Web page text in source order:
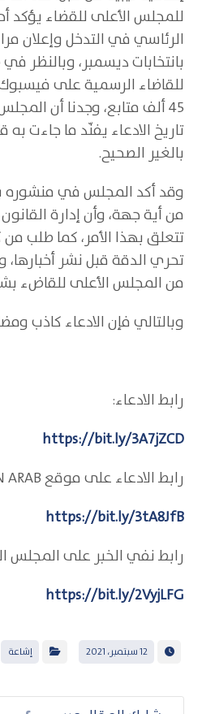
للمجلس الأعلى للقضاء يؤكد
الرئاسي في التدخل وإعلان
بانتخابات ديسمبر، وبالنظر
للقاضاء الرسمية على
45 ألف متابع، وجدنا أن
بالغير الصحيح.
وقد أكد المجلس في منشوره
من أية جهة، وأن إدارة
تتعلق بهذا الأمر، كما طلب من
تحري الدقة قبل نشر
من المجلس الأعلى للقاضء
وبالتالي فإن الادعاء كاذب
رابط الادعاء:
https://bit.ly/3A7jZCD
رابط الادعاء على موقع CNN ARAB:
https://bit.ly/3tA8JfB
رابط نفي الخبر على المجلس
https://bit.ly/2VyjLFG
12 سبتمبر، 2021 إشاعة